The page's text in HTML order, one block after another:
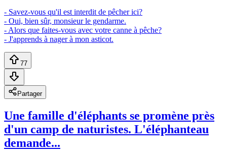
- Savez-vous qu'il est interdit de pêcher ici?
- Oui, bien sûr, monsieur le gendarme.
- Alors que faites-vous avec votre canne à pêche?
- J'apprends à nager à mon asticot.
77
Partager
Une famille d'éléphants se promène près
d'un camp de naturistes. L'éléphanteau
demande...